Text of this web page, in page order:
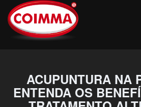
ACUPUNTURA NA
ENTENDA OS